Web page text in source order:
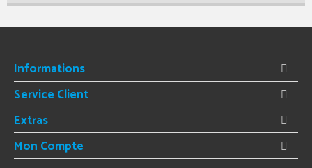
Informations
Service Client
Extras
Mon Compte